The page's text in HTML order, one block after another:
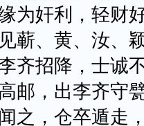
为奸利，轻财
蕲、黄、汝、
齐招降，士诚
邮，出李齐守
之，仓卒遁走